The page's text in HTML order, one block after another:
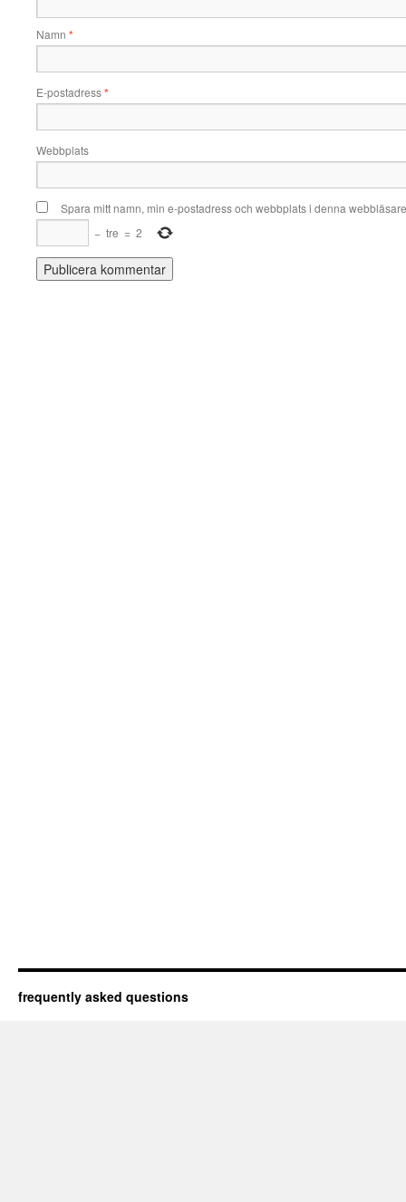
Namn *
E-postadress*
Webbplats
Spara mitt namn, min e-postadress och webbplats i denna
− tre = 2
frequently asked questions